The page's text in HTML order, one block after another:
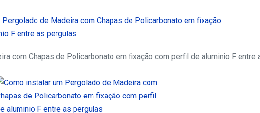
com Chapas de Policarbonato em fixação com perfil de aluminio F entre